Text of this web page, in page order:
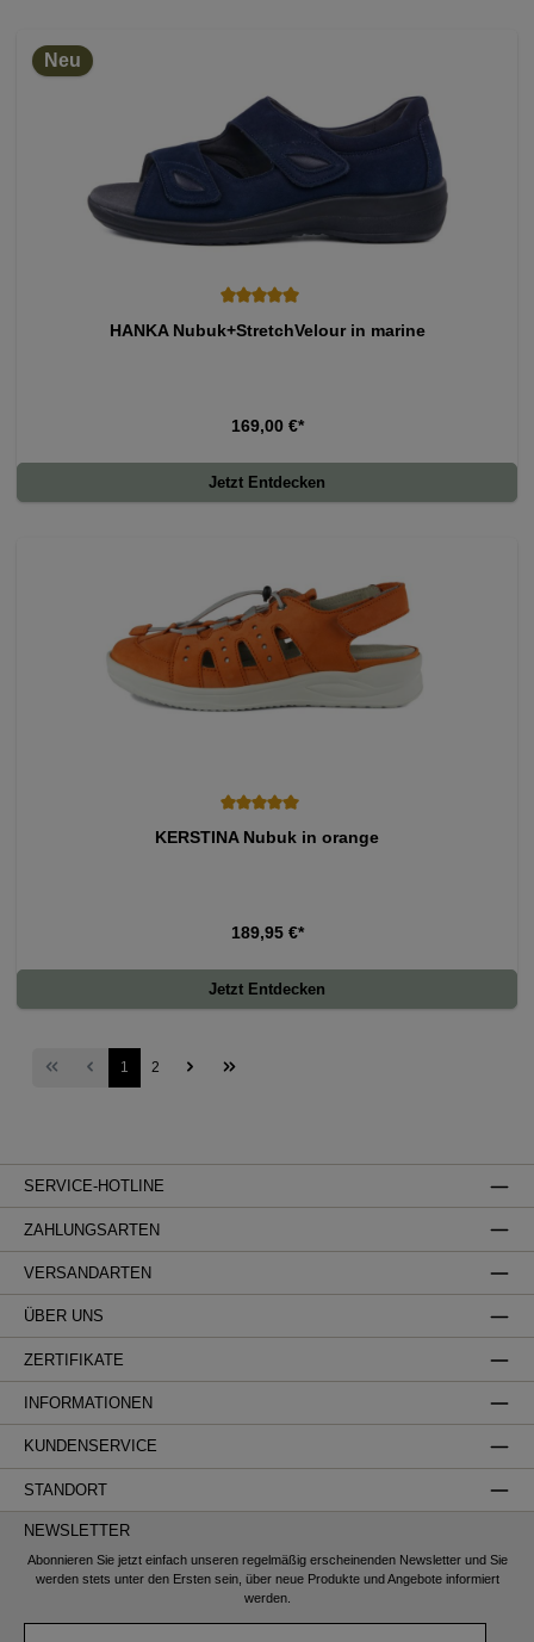
Neu
HANKA Nubuk+StretchVelour in marine
169,00 €*
Jetzt Entdecken
KERSTINA Nubuk in orange
189,95 €*
Jetzt Entdecken
1 2
SERVICE-HOTLINE
ZAHLUNGSARTEN
VERSANDARTEN
ÜBER UNS
ZERTIFIKATE
INFORMATIONEN
KUNDENSERVICE
STANDORT
NEWSLETTER
Abonnieren Sie jetzt einfach unseren regelmäßig erscheinenden Newsletter und Sie
werden stets unter den Ersten sein, über neue Produkte und Angebote informiert
werden.